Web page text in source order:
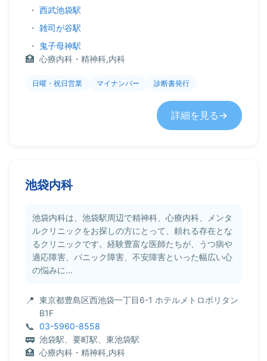
・ 西武池袋駅
・ 雑司が谷駅
・
鬼子母神駅
心療内科・精神科,内科
日曜・祝日営業 マイナンバー 診断書発行
詳細を見る
池袋内科
池袋内科は、池袋駅周辺で精神科、心療内科、メンタ
ルクリニックをお探しの方にとって、頼れる存在とな
るクリニックです。経験豊富な医師たちが、うつ病や
適応障害、パニック障害、不安障害といった幅広い心
の悩みに...
東京都豊島区西池袋一丁目6-1 ホテルメトロポリタン
B1F
03-5960-8558
池袋駅、要町駅、東池袋駅
心療内科・精神科,内科